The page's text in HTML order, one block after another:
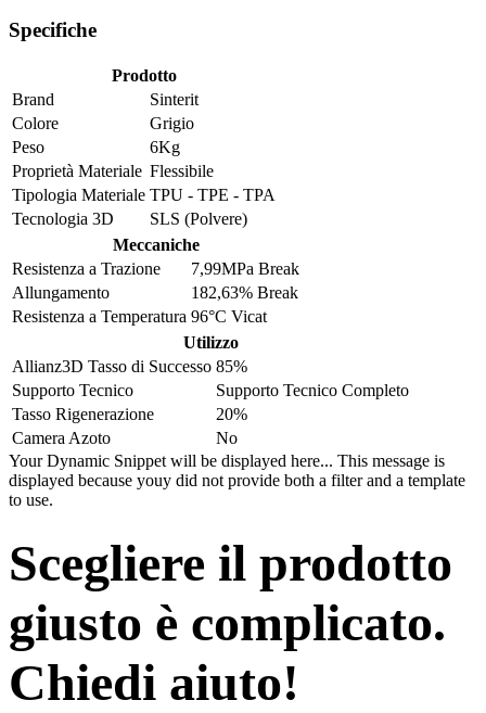
Specifiche
Prodotto
Brand
Sinterit
Colore
Grigio
Peso
6Kg
Proprietà Materiale Flessibile
Tipologia Materiale TPU - TPE - TPA
Tecnologia 3D
SLS (Polvere)
Meccaniche
Resistenza a Trazione
7,99MPa Break
Allungamento
182,63% Break
Resistenza a Temperatura 96°C Vicat
Utilizzo
Allianz3D Tasso di Successo 85%
Supporto Tecnico
Supporto Tecnico Completo
Tasso Rigenerazione
20%
Camera Azoto
No
Your Dynamic Snippet will be displayed here... This message is
displayed because youy did not provide both a filter and a template
to use.
Scegliere il prodotto
giusto è complicato.
Chiedi aiuto!